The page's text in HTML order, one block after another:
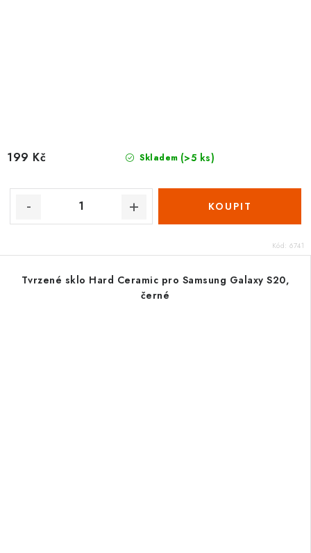
Skladem (>5 ks)
199 Kč
Kód: 6741
Tvrzené sklo Hard Ceramic pro Samsung Galaxy S20,
černé